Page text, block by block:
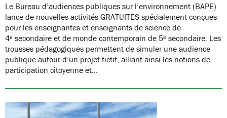
Le Bureau d’audiences publiques sur l’environnement (BAPE)
lance de nouvelles activités GRATUITES spécialement conçues
pour les enseignantes et enseignants de science de
4ᵉ secondaire et de monde contemporain de 5ᵉ secondaire. Les
trousses pédagogiques permettent de simuler une audience
publique autour d’un projet fictif, alliant ainsi les notions de
participation citoyenne et…